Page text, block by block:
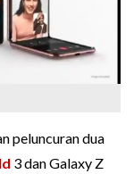
peluncuran dua
3 dan Galaxy Z